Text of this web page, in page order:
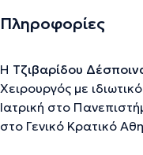
Πληροφορίες
Η Τζιβαρίδου
Χειρουργός με
Ιατρική στο
στο Γενικό Κρατικό